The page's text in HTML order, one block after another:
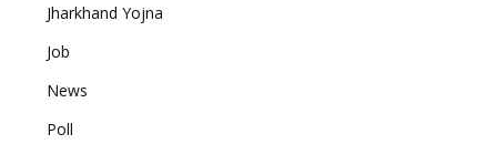
Jharkhand Yojna
Job
News
Poll